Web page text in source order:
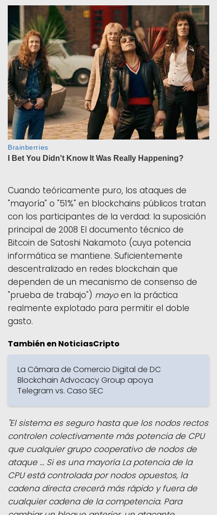
Cuando teóricamente puro, los ataques de
"mayoría" o "51%" en blockchains públicos tratan
con los participantes de la verdad: la suposición
principal de 2008 El documento técnico de
Bitcoin de Satoshi Nakamoto (cuya potencia
informática se mantiene. Suficientemente
descentralizado en redes blockchain que
dependen de un mecanismo de consenso de
"prueba de trabajo") mayoen la práctica
realmente explotado para permitir el doble
gasto.
También en NoticiasCripto
La Cámara de Comercio Digital de DC
Blockchain Advocacy Group apoya
Telegram vs. Caso SEC
"El sistema es seguro hasta que los nodos rectos
controlen colectivamente más potencia de CPU
que cualquier grupo cooperativo de nodos de
ataque ... Si es una mayoría La potencia de la
CPU está controlada por nodos opuestos, la
cadena directa crecerá más rápido y fuera de
cualquier cadena de la competencia. Para